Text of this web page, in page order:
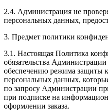
2.4. Администрация не
персональных данных,
3. Предмет политики
3.1. Настоящая Политика
обязательства
обеспечению режима защиты
персональных данных,
по запросу Администрации
при подписке на
оформлении заказа.